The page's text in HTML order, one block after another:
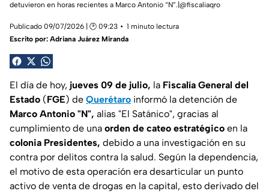
detuvieron en horas recientes a Marco Antonio “N”.|@fiscaliaqro
Publicado 09/07/2026 | 🕑 09:23
1 minuto lectura
Escrito por: Adriana Juárez Miranda
El día de hoy, jueves 09 de julio, la Fiscalía General del
Estado (FGE) de Querétaro informó la detención de
Marco Antonio "N", alias "El Satánico", gracias al
cumplimiento de una orden de cateo estratégico en la
colonia Presidentes, debido a una investigación en su
contra por delitos contra la salud. Según la dependencia,
el motivo de esta operación era desarticular un punto
activo de venta de drogas en la capital, esto derivado del